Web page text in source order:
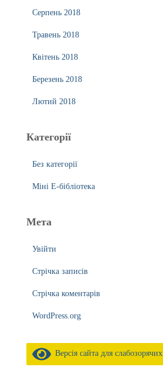
Серпень 2018
Травень 2018
Квітень 2018
Березень 2018
Лютий 2018
Категорії
Без категорії
Міні Е-бібліотека
Мета
Увійти
Стрічка записів
Стрічка коментарів
WordPress.org
Версія сайта для слабозорячих